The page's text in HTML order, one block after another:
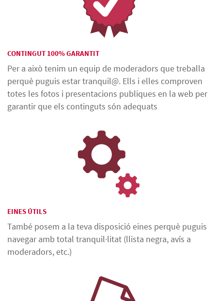
CONTINGUT 100% GARANTIT
Per a això tenim un equip de moderadors que treballa
perquè puguis estar tranquil@. Ells i elles comproven
totes les fotos i presentacions publiques en la web per
garantir que els continguts són adequats
EINES ÚTILS
També posem a la teva disposició eines perquè puguis
navegar amb total tranquil·litat (llista negra, avís a
moderadors, etc.)